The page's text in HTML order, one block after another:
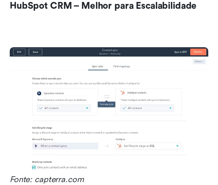
HubSpot CRM – Melhor para Escalabilidade
Fonte: capterra.com